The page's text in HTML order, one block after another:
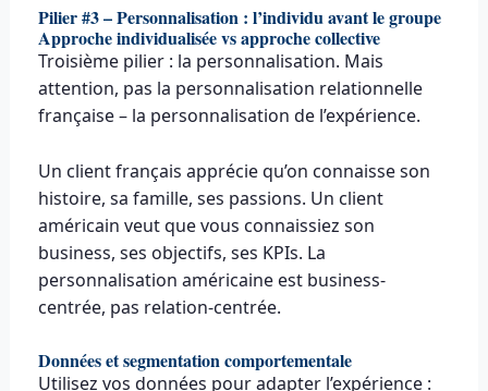
Pilier #3 – Personnalisation : l’individu avant le groupe
Approche individualisée vs approche collective
Troisième pilier : la personnalisation. Mais
attention, pas la personnalisation relationnelle
française – la personnalisation de l’expérience.
Un client français apprécie qu’on connaisse son
histoire, sa famille, ses passions. Un client
américain veut que vous connaissiez son
business, ses objectifs, ses KPIs. La
personnalisation américaine est business-
centrée, pas relation-centrée.
Données et segmentation comportementale
Utilisez vos données pour adapter l’expérience :